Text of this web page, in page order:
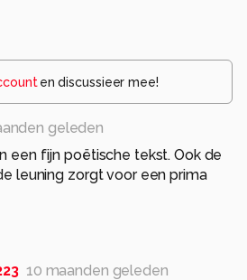
en discussieer mee!
geleden
een fijn poëtische tekst. Ook de
leuning zorgt voor een prima
10 maanden geleden